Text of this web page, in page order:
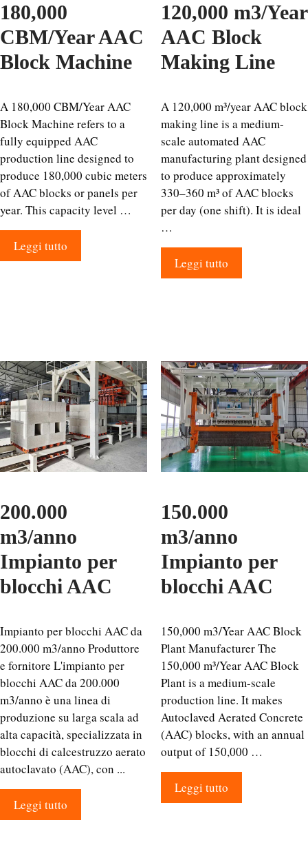
180,000
CBM/Year AAC
Block Machine
A 180,000 CBM/Year AAC
Block Machine refers to a
fully equipped AAC
production line designed to
produce 180,000 cubic meters
of AAC blocks or panels per
year. This capacity level …
Leggi tutto
120,000 m3/Year
AAC Block
Making Line
A 120,000 m³/year AAC block
making line is a medium-
scale automated AAC
manufacturing plant designed
to produce approximately
330–360 m³ of AAC blocks
per day (one shift). It is ideal
…
Leggi tutto
200.000
m3/anno
Impianto per
blocchi AAC
Impianto per blocchi AAC da
200.000 m3/anno Produttore
e fornitore L'impianto per
blocchi AAC da 200.000
m3/anno è una linea di
produzione su larga scala ad
alta capacità, specializzata in
blocchi di calcestruzzo aerato
autoclavato (AAC), con ...
Leggi tutto
150.000
m3/anno
Impianto per
blocchi AAC
150,000 m3/Year AAC Block
Plant Manufacturer The
150,000 m³/Year AAC Block
Plant is a medium-scale
production line. It makes
Autoclaved Aerated Concrete
(AAC) blocks, with an annual
output of 150,000 …
Leggi tutto